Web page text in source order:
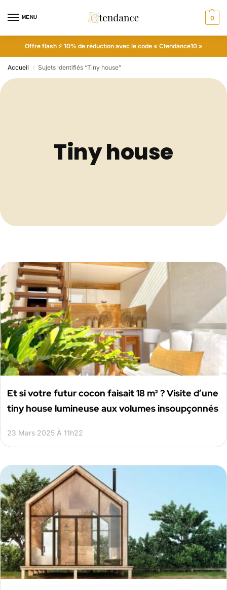
MENU 0
Offre flash ⚡ 10% de réduction avec le code « Ctendance10 »
Accueil / Sujets identifiés “Tiny house”
Tiny house
Et si votre futur cocon faisait 18 m² ? Visite d’une
tiny house lumineuse aux volumes insoupçonnés
23 Mars 2025 À 11h22